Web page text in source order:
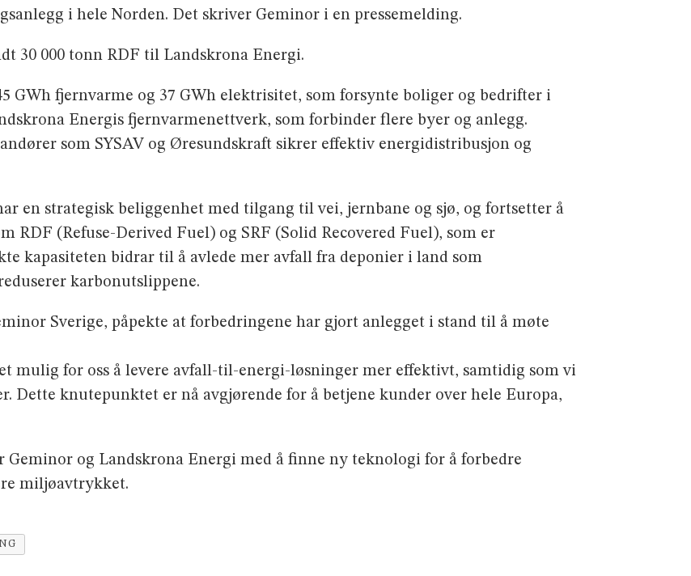
i hele Norden. Det skriver Geminor i en pressemelding.
30 000 tonn RDF til Landskrona Energi.
GWh fjernvarme og 37 GWh elektrisitet, som forsynte boliger og bedrifter i
Energis fjernvarmenettverk, som forbinder flere byer og anlegg.
som SYSAV og Øresundskraft sikrer effektiv energidistribusjon og
en strategisk beliggenhet med tilgang til vei, jernbane og sjø, og fortsetter å
RDF (Refuse-Derived Fuel) og SRF (Solid Recovered Fuel), som er
kapasiteten bidrar til å avlede mer avfall fra deponier i land som
karbonutslippene.
Sverige, påpekte at forbedringene har gjort anlegget i stand til å møte
mulig for oss å levere avfall-til-energi-løsninger mer effektivt, samtidig som vi
Dette knutepunktet er nå avgjørende for å betjene kunder over hele Europa,
Geminor og Landskrona Energi med å finne ny teknologi for å forbedre
miljøavtrykket.